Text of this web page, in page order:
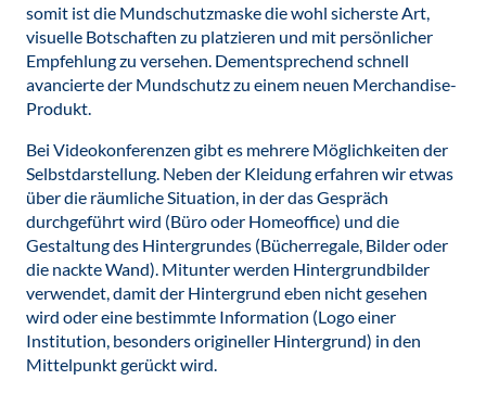
somit ist die Mundschutzmaske die wohl sicherste Art,
visuelle Botschaften zu platzieren und mit persönlicher
Empfehlung zu versehen. Dementsprechend schnell
avancierte der Mundschutz zu einem neuen Merchandise-
Produkt.
Bei Videokonferenzen gibt es mehrere Möglichkeiten der
Selbstdarstellung. Neben der Kleidung erfahren wir etwas
über die räumliche Situation, in der das Gespräch
durchgeführt wird (Büro oder Homeoffice) und die
Gestaltung des Hintergrundes (Bücherregale, Bilder oder
die nackte Wand). Mitunter werden Hintergrundbilder
verwendet, damit der Hintergrund eben nicht gesehen
wird oder eine bestimmte Information (Logo einer
Institution, besonders origineller Hintergrund) in den
Mittelpunkt gerückt wird.